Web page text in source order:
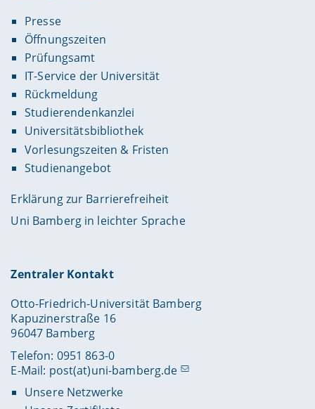
Presse
Öffnungszeiten
Prüfungsamt
IT-Service der Universität
Rückmeldung
Studierendenkanzlei
Universitätsbibliothek
Vorlesungszeiten & Fristen
Studienangebot
Erklärung zur Barrierefreiheit
Uni Bamberg in leichter Sprache
Zentraler Kontakt
Otto-Friedrich-Universität Bamberg
Kapuzinerstraße 16
96047 Bamberg
Telefon: 0951 863-0
E-Mail: post(at)uni-bamberg.de
Unsere Netzwerke